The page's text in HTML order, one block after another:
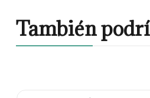
También